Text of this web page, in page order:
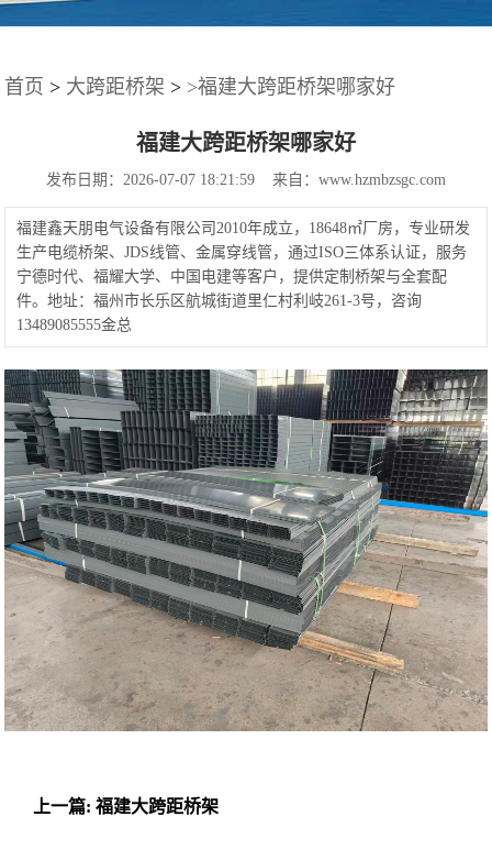
首页 > 大跨距桥架 > >福建大跨距桥架哪家好
福建大跨距桥架哪家好
发布日期：2026-07-07 18:21:59 来自：www.hzmbzsgc.com
福建鑫天朋电气设备有限公司2010年成立，18648㎡厂房，专业研发
生产电缆桥架、JDS线管、金属穿线管，通过ISO三体系认证，服务
宁德时代、福耀大学、中国电建等客户，提供定制桥架与全套配
件。地址：福州市长乐区航城街道里仁村利岐261-3号，咨询
13489085555金总
上一篇: 福建大跨距桥架